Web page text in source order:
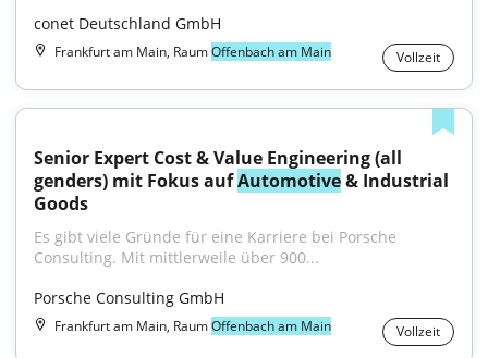
conet Deutschland GmbH
Frankfurt am Main, RaumOffenbach am Main Vollzeit
Senior Expert Cost & Value Engineering (all
genders) mit Fokus auf Automotive & Industrial
Goods
Es gibt viele Gründe für eine Karriere bei Porsche
Consulting. Mit mittlerweile über 900...
Porsche Consulting GmbH
Frankfurt am Main, RaumOffenbach am Main Vollzeit